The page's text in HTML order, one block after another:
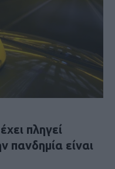
πληγεί
είναι